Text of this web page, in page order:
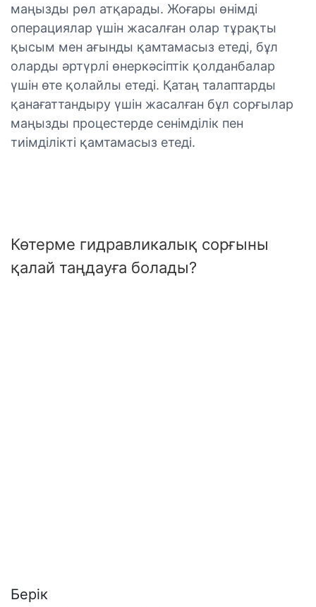
маңызды рөл атқарады. Жоғары өнімді
операциялар үшін жасалған олар тұрақты
қысым мен ағынды қамтамасыз етеді, бұл
оларды әртүрлі өнеркәсіптік қолданбалар
үшін өте қолайлы етеді. Қатаң талаптарды
қанағаттандыру үшін жасалған бұл сорғылар
маңызды процестерде сенімділік пен
тиімділікті қамтамасыз етеді.
Көтерме гидравликалық сорғыны
қалай таңдауға болады?
Берік